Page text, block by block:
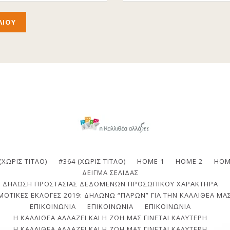
ΤΊΤΛΟ) #364 (ΧΩΡΊΣ ΤΊΤΛΟ) HOME 1 HOME 2
ΔΕΊΓΜΑ ΣΕΛΊΔΑΣ
ΔΉΛΩΣΗ ΠΡΟΣΤΑΣΊΑΣ ΔΕΔΟΜΈΝΩΝ ΠΡΟΣΩΠΙΚΟΎ ΧΑΡΑΚΤΉΡΑ
ΕΚΛΟΓΈΣ 2019: ΔΗΛΏΝΩ “ΠΑΡΏΝ” ΓΙΑ ΤΗΝ ΚΑΛΛΙΘΈΑ
ΕΠΙΚΟΙΝΩΝΙΑ
ΕΠΙΚΟΙΝΩΝΊΑ
ΕΠΙΚΟΙΝΩΝΊΑ
Η ΚΑΛΛΙΘΈΑ ΑΛΛΆΖΕΙ ΚΑΙ Η ΖΩΉ ΜΑΣ ΓΊΝΕΤΑΙ ΚΑΛΎΤΕΡΗ